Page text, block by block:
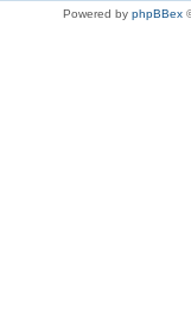
Powered by phpBBex